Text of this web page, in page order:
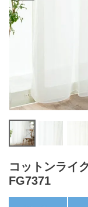
コットンライ
FG7371